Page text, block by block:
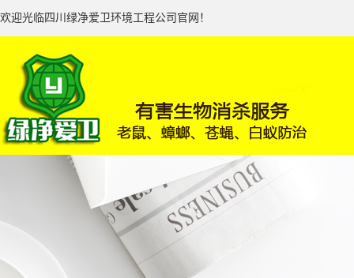
欢迎光临四川绿净爱卫环境工程公司官网！